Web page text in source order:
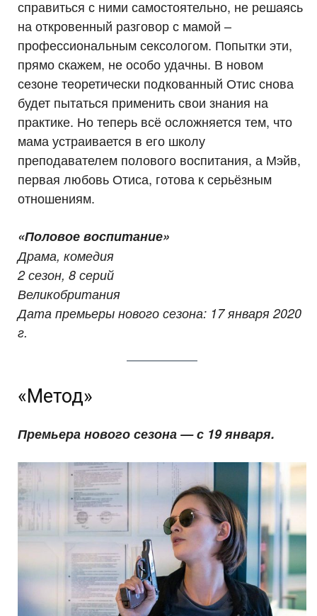
справиться с ними самостоятельно, не решаясь
на откровенный разговор с мамой –
профессиональным сексологом. Попытки эти,
прямо скажем, не особо удачны. В новом
сезоне теоретически подкованный Отис снова
будет пытаться применить свои знания на
практике. Но теперь всё осложняется тем, что
мама устраивается в его школу
преподавателем полового воспитания, а Мэйв,
первая любовь Отиса, готова к серьёзным
отношениям.
«Половое воспитание»
Драма, комедия
2 сезон, 8 серий
Великобритания
Дата премьеры нового сезона: 17 января 2020
г.
«Метод»
Премьера нового сезона — с 19 января.